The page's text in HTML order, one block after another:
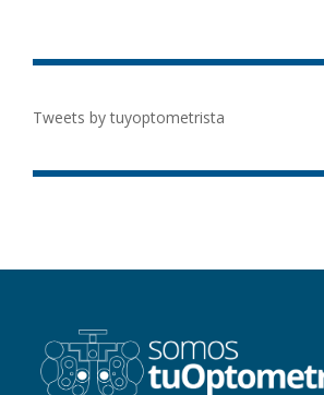
Tweets by tuyoptometrista